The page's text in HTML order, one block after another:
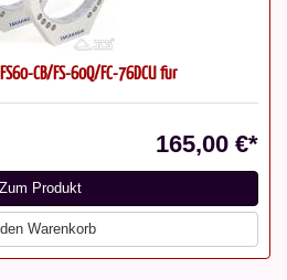
CB/FS-60Q/FC-76DCU für
165,00 €*
Zum Produkt
den Warenkorb